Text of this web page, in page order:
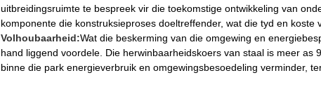
uitbreidingsruimte te bespreek vir die toekomstige ontwikkeling van
komponente die konstruksieproses doeltreffender, wat die tyd en koste
Volhoubaarheid:Wat die beskerming van die omgewing en
hand liggend voordele. Die herwinbaarheidskoers van staal is meer
binne die park energieverbruik en omgewingsbesoedeling verminder,